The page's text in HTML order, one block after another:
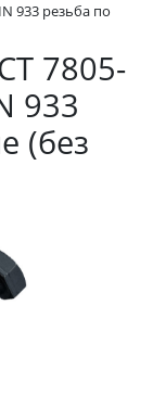
933 резьба по
7805-
933
(без